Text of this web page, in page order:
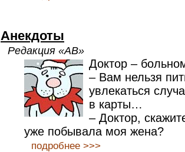
Анекдоты
Редакция «АВ»
Доктор –
– Вам нельзя
увлекаться
в карты…
– Доктор,
уже побывала моя жена?
подробнее >>>